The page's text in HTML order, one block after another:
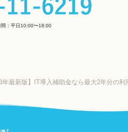
間：平日10:00〜18:00
年最新版】IT導入補助金なら最大2年分の